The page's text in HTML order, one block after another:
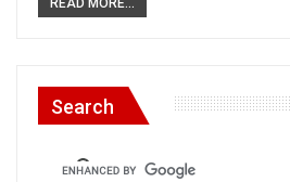
READ MORE...
Search